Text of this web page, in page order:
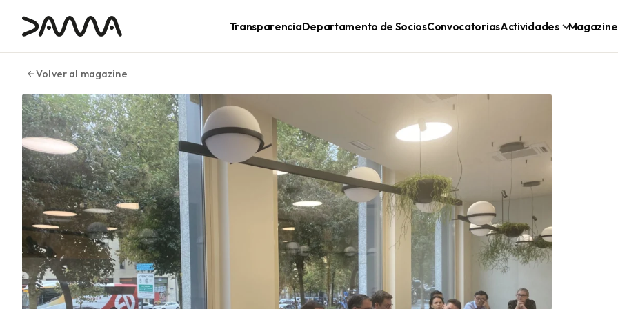
TransparenciaDepartamento de SociosConvocatoriasActividades Magazine
Volver al magazine